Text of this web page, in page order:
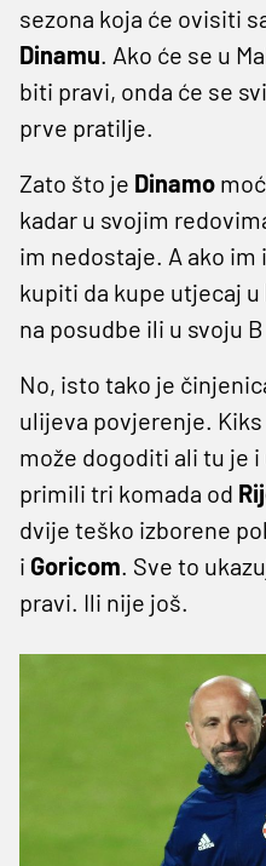
sezona koja će ovisiti
Dinamu. Ako će se u
biti pravi, onda će se
prve pratilje.
Zato što je Dinamo
kadar u svojim
im nedostaje. A ako im
kupiti da kupe utjecaj u
na posudbe ili u svoju
No, isto tako je
ulijeva povjerenje. Kiks
može dogoditi ali tu je
primili tri komada od
dvije teško izborene
i Goricom. Sve to
pravi. Ili nije još.